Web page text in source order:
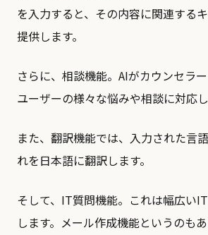
を入力すると、その内容に関連する
提供します。
さらに、相談機能。AIがカウンセラー
ユーザーの様々な悩みや相談に対応し
また、翻訳機能では、入力された言
れを日本語に翻訳します。
そして、IT質問機能。これは幅広い
します。メール作成機能というのも